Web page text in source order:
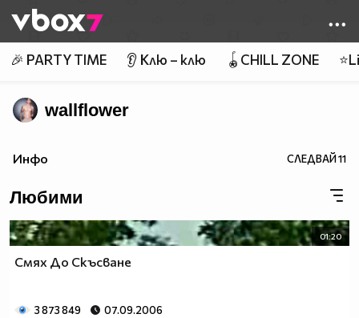
👾
🎉 PARTY TIME 👂 Клю – клю 🪀CHILL ZONE
wallflower
Инфо СЛЕДВАЙ11
Любими
01:20
Смях До Скъсване
3 873 849 07.09.2006